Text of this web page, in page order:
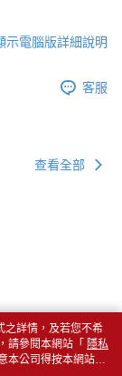
示電腦版詳細說明
客服
查看全部
之詳情，及若您不希
請參閱本網站「 隱私
本公司得按本網站使